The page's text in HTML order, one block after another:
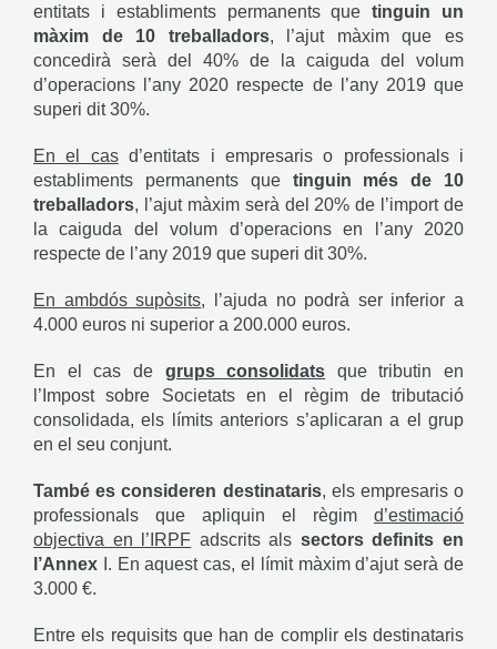
entitats i establiments permanents quetinguin un
màxim de 10 treballadors, l’ajut màxim que es
concedirà serà del 40% de la caiguda del volum
d’operacions l’any 2020 respecte de l’any 2019 que
superi dit 30%.
En el casd’entitats i empresaris o professionals i
establiments permanents que tinguin més de 10
treballadors, l’ajut màxim serà del 20% de l’import de
la caiguda del volum d’operacions en l’any 2020
respecte de l’any 2019 que superi dit 30%.
En ambdós supòsits, l’ajuda no podrà ser inferior a
4.000 euros ni superior a 200.000 euros.
En el cas de grups consolidats que tributin en
l’Impost sobre Societats en el règim de tributació
consolidada, els límits anteriors s’aplicaran a el grup
en el seu conjunt.
També es consideren destinataris, els empresaris o
professionals que apliquin el règim d’estimació
objectiva en l’IRPF adscrits als sectors definits en
l’Annex I. En aquest cas, el límit màxim d’ajut serà de
3.000 €.
Entre els requisits que han de complir els destinataris